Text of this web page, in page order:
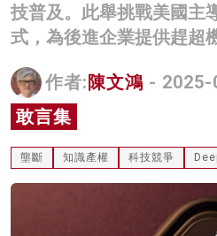
科技
名家榜
灼見活動
關於我們
技普及。此舉挑戰美國主
式，為後進企業提供趕超
作者: 陳文鴻 - 2025-
敢言集
壟斷 知識產權 科技競爭